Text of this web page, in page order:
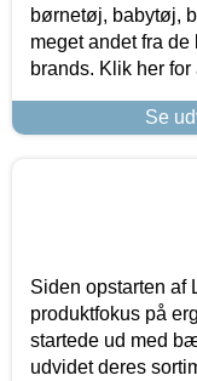
børnetøj, babytøj,
meget andet fra
brands. Klik her
Se
Siden opstarten af
produktfokus på
startede ud med
udvidet deres